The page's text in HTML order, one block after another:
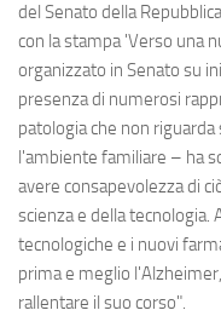
del Senato della
con la stampa 'Verso una
organizzato in Senato su
presenza di numerosi
patologia che non
l'ambiente familiare – ha
avere consapevolezza di
scienza e della
tecnologiche e i nuovi
prima e meglio
rallentare il suo corso".